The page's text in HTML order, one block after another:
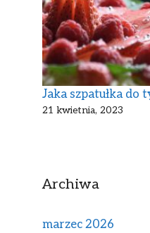
Jaka szpatułka do
21 kwietnia, 2023
Archiwa
marzec 2026